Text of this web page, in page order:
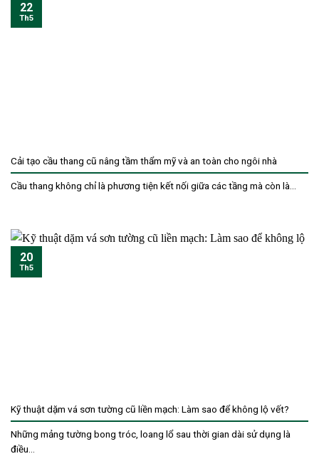
Cải tạo cầu thang cũ nâng tầm thẩm mỹ và an toàn cho ngôi nhà
Cầu thang không chỉ là phương tiện kết nối giữa các tầng mà còn là...
22
Th5
Kỹ thuật dặm vá sơn tường cũ liền mạch: Làm sao để không lộ vết?
Những mảng tường bong tróc, loang lổ sau thời gian dài sử dụng là
điều...
20
Th5